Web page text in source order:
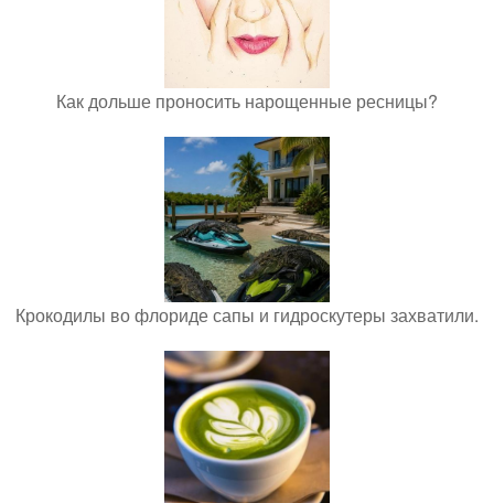
Как дольше проносить нарощенные ресницы?
Крокодилы во флориде сапы и гидроскутеры захватили.